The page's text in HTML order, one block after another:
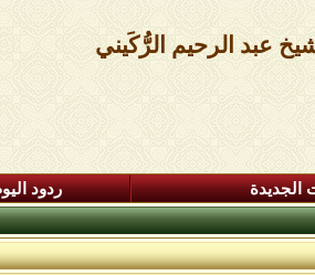
عبد الرحيم الرُّكَيني
الجديدة ردود